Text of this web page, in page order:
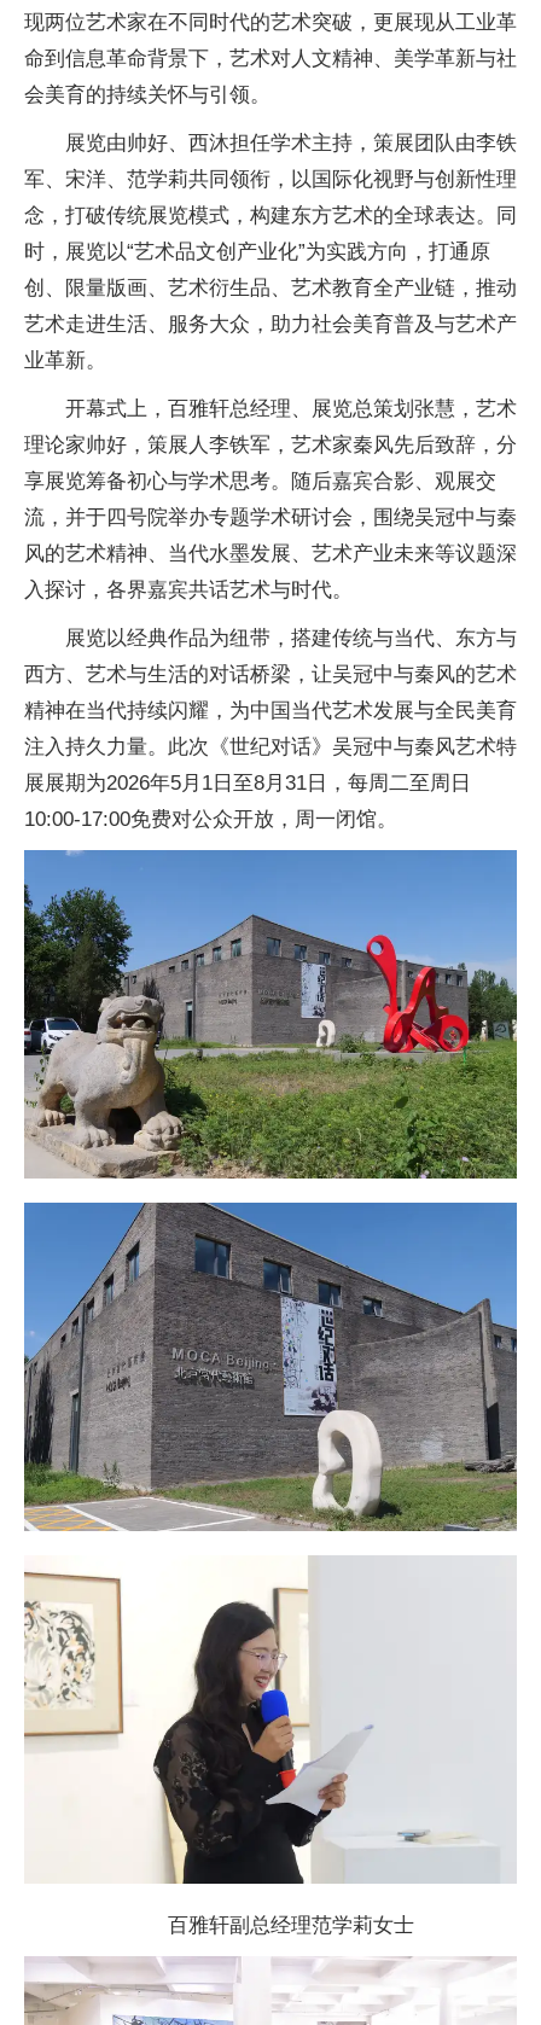
现两位艺术家在不同时代的艺术突破，更展现从工业革
命到信息革命背景下，艺术对人文精神、美学革新与社
会美育的持续关怀与引领。
展览由帅好、西沐担任学术主持，策展团队由李铁
军、宋洋、范学莉共同领衔，以国际化视野与创新性理
念，打破传统展览模式，构建东方艺术的全球表达。同
时，展览以“艺术品文创产业化”为实践方向，打通原
创、限量版画、艺术衍生品、艺术教育全产业链，推动
艺术走进生活、服务大众，助力社会美育普及与艺术产
业革新。
开幕式上，百雅轩总经理、展览总策划张慧，艺术
理论家帅好，策展人李铁军，艺术家秦风先后致辞，分
享展览筹备初心与学术思考。随后嘉宾合影、观展交
流，并于四号院举办专题学术研讨会，围绕吴冠中与秦
风的艺术精神、当代水墨发展、艺术产业未来等议题深
入探讨，各界嘉宾共话艺术与时代。
展览以经典作品为纽带，搭建传统与当代、东方与
西方、艺术与生活的对话桥梁，让吴冠中与秦风的艺术
精神在当代持续闪耀，为中国当代艺术发展与全民美育
注入持久力量。此次《世纪对话》吴冠中与秦风艺术特
展展期为2026年5月1日至8月31日，每周二至周日
10:00-17:00免费对公众开放，周一闭馆。
百雅轩副 总经理范学莉女士